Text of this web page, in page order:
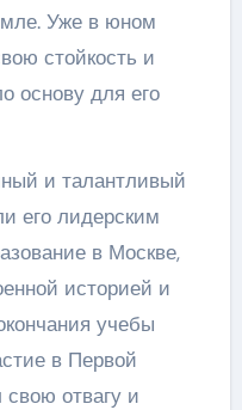
Уже в юном
стойкость и
основу для его
и талантливый
его лидерским
в Москве,
историей и
учебы
в Первой
свою отвагу и